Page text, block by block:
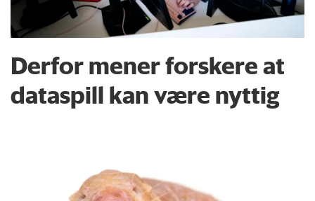
Derfor mener forskere at
dataspill kan være nyttig